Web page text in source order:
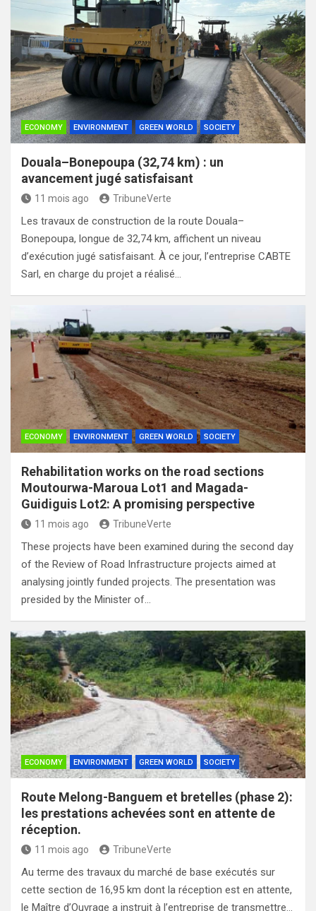
ECONOMY ENVIRONMENT GREEN WORLD SOCIETY
Douala–Bonepoupa (32,74 km) : un
avancement jugé satisfaisant
11 mois ago TribuneVerte
Les travaux de construction de la route Douala–
Bonepoupa, longue de 32,74 km, affichent un niveau
d’exécution jugé satisfaisant. À ce jour, l’entreprise CABTE
Sarl, en charge du projet a réalisé…
ECONOMY ENVIRONMENT GREEN WORLD SOCIETY
Rehabilitation works on the road sections
Moutourwa-Maroua Lot1 and Magada-
Guidiguis Lot2: A promising perspective
11 mois ago TribuneVerte
These projects have been examined during the second day
of the Review of Road Infrastructure projects aimed at
analysing jointly funded projects. The presentation was
presided by the Minister of…
ECONOMY ENVIRONMENT GREEN WORLD SOCIETY
Route Melong-Banguem et bretelles (phase 2):
les prestations achevées sont en attente de
réception.
11 mois ago TribuneVerte
Au terme des travaux du marché de base exécutés sur
cette section de 16,95 km dont la réception est en attente,
le Maître d’Ouvrage a instruit à l’entreprise de transmettre…